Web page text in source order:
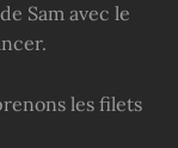
Sam avec le
les filets